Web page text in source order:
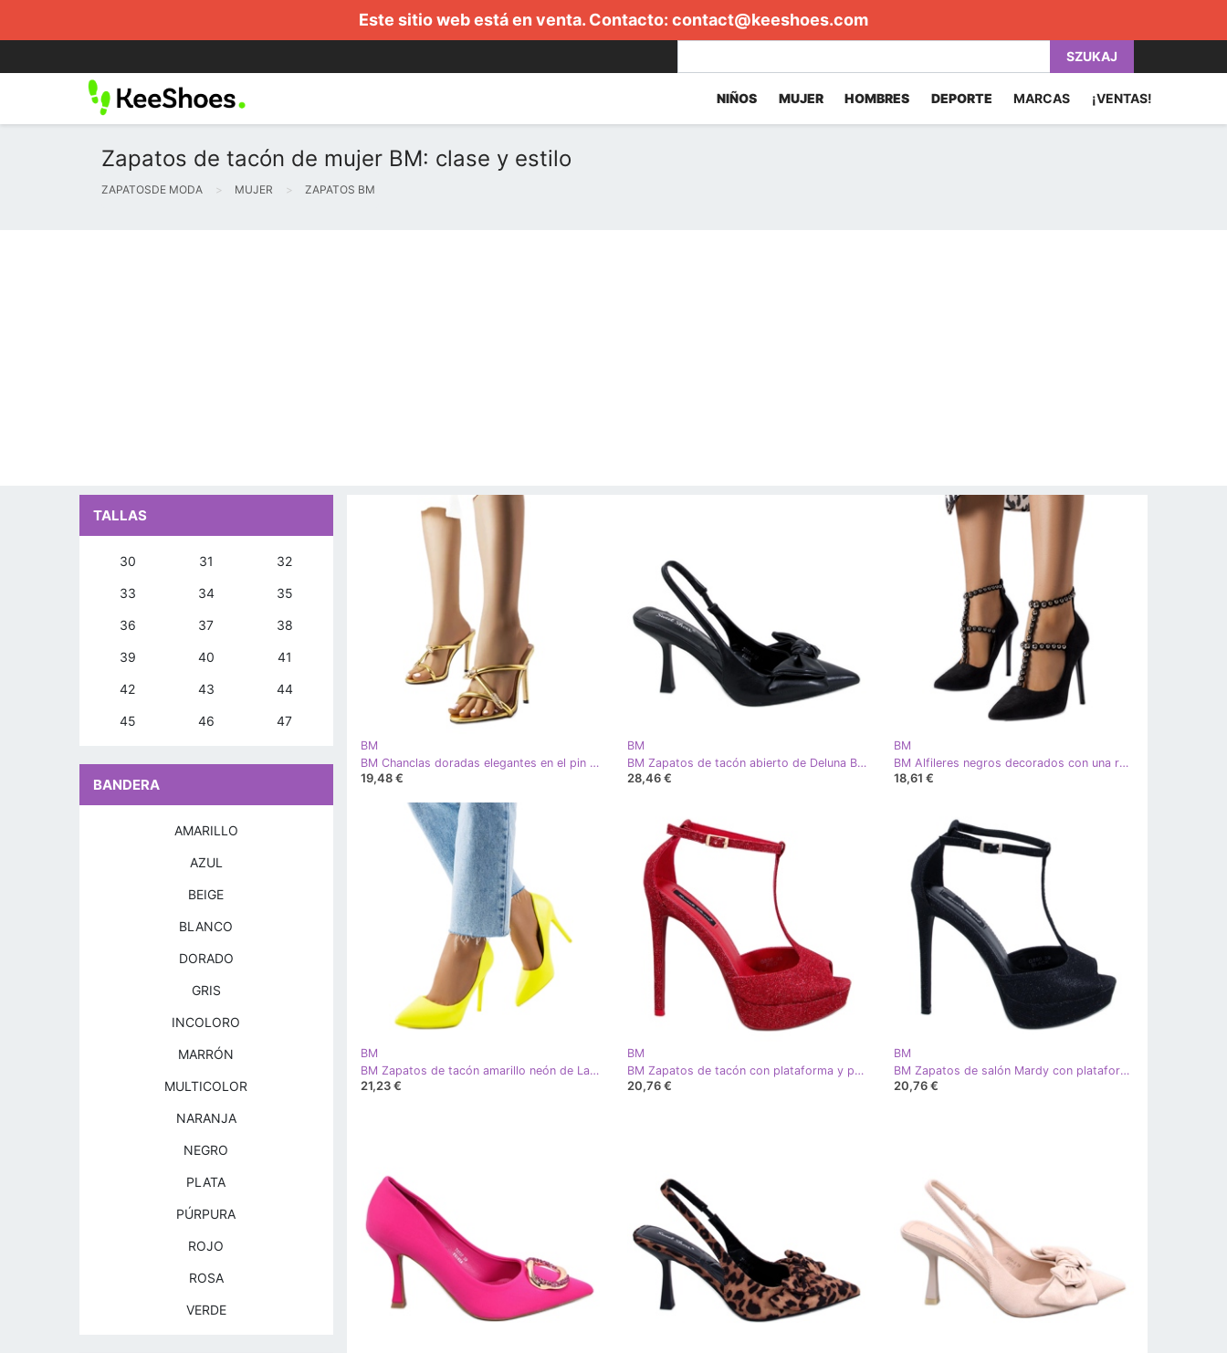
Este sitio web está en venta. Contacto: contact@keeshoes.com
SZUKAJ
NIÑOS MUJER HOMBRES DEPORTE MARCAS ¡VENTAS!
Zapatos de tacón de mujer BM: clase y estilo
ZAPATOSDE MODA MUJER ZAPATOS BM
BM
BM Chanclas doradas elegantes en el pin Gambler dorado
19,48 €
BM
BM Zapatos de tacón abierto de Deluna Black negro
28,46 €
BM
BM Alfileres negros decorados con una raya de Prunella
18,61 €
BM
BM Zapatos de tacón amarillo neón de Lamothe
21,23 €
BM
BM Zapatos de tacón con plataforma y puntera abierta Mardy Red rojo
20,76 €
BM
BM Zapatos de salón Mardy con plataforma y puntera abierta en negro
20,76 €
TALLAS
30 31 32
33 34 35
36 37 38
39 40 41
42 43 44
45 46 47
BANDERA
AMARILLO
AZUL
BEIGE
BLANCO
DORADO
GRIS
INCOLORO
MARRÓN
MULTICOLOR
NARANJA
NEGRO
PLATA
PÚRPURA
ROJO
ROSA
VERDE